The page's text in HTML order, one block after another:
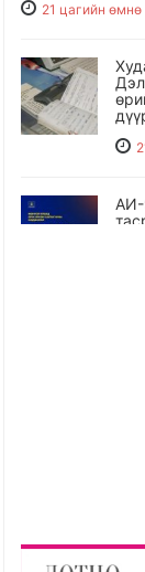
21 цагийн өмнө
АИ-